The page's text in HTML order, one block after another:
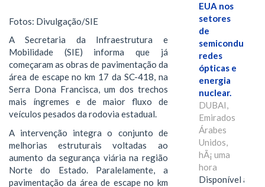
Fotos: Divulgação/SIE
A Secretaria da Infraestrutura e
Mobilidade (SIE) informa que já
começaram as obras de pavimentação da
área de escape no km 17 da SC-418, na
Serra Dona Francisca, um dos trechos
mais íngremes e de maior fluxo de
veículos pesados da rodovia estadual.
A intervenção integra o conjunto de
melhorias estruturais voltadas ao
aumento da segurança viária na região
Norte do Estado. Paralelamente, a
pavimentação da área de escape no km
EUA nos
setores
de
redes
ópticas e
energia
nuclear.
DUBAI,
Emirados
Árabes
Unidos,
hÃ¡ uma
hora
Disponível a